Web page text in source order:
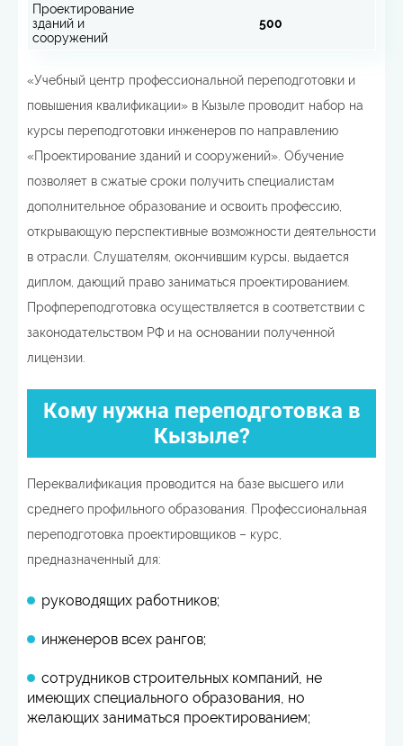
Проектирование
зданий и
сооружений
500
«Учебный центр профессиональной переподготовки и
повышения квалификации» в Кызыле проводит набор на
курсы переподготовки инженеров по направлению
«Проектирование зданий и сооружений». Обучение
позволяет в сжатые сроки получить специалистам
дополнительное образование и освоить профессию,
открывающую перспективные возможности деятельности
в отрасли. Слушателям, окончившим курсы, выдается
диплом, дающий право заниматься проектированием.
Профпереподготовка осуществляется в соответствии с
законодательством РФ и на основании полученной
лицензии.
Кому нужна переподготовка в
Кызыле?
Переквалификация проводится на базе высшего или
среднего профильного образования. Профессиональная
переподготовка проектировщиков – курс,
предназначенный для:
руководящих работников;
инженеров всех рангов;
сотрудников строительных компаний, не
имеющих специального образования, но
желающих заниматься проектированием;